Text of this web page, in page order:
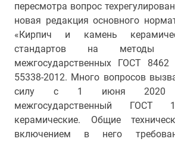
пересмотра вопрос
новая редакция основного
«Кирпич и камень
стандартов на методы
межгосударственных ГОСТ
55338-2012. Много вопросов
силу с 1 июня 2020
межгосударственный ГОСТ
керамические. Общие
включением в него